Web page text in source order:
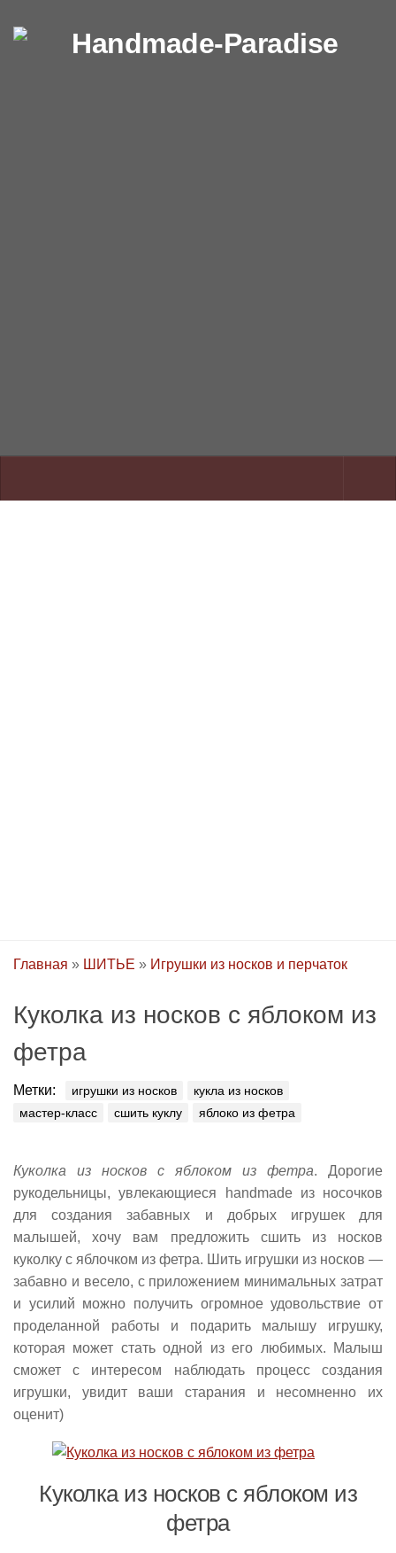
Перейти к содержимому
Главная » ШИТЬЕ » Игрушки из носков и перчаток
Куколка из носков с яблоком из
фетра
Метки: игрушки из носков
кукла из носков
мастер-класс
сшить куклу яблоко из фетра
Куколка из носков с яблоком из фетра. Дорогие
рукодельницы, увлекающиеся handmade из носочков
для создания забавных и добрых игрушек для
малышей, хочу вам предложить сшить из носков
куколку с яблочком из фетра. Шить игрушки из носков —
забавно и весело, с приложением минимальных затрат
и усилий можно получить огромное удовольствие от
проделанной работы и подарить малышу игрушку,
которая может стать одной из его любимых. Малыш
сможет с интересом наблюдать процесс создания
игрушки, увидит ваши старания и несомненно их
оценит)
Куколка из носков с яблоком из
фетра